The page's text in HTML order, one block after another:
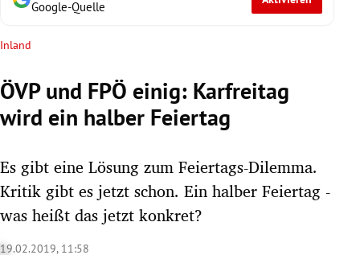
Untermenü
Untermenü
Google-Quelle
Inland
ÖVP und FPÖ einig: Karfreitag
wird ein halber Feiertag
Es gibt eine Lösung zum Feiertags-Dilemma.
Kritik gibt es jetzt schon. Ein halber Feiertag -
was heißt das jetzt konkret?
19.02.2019, 11:58